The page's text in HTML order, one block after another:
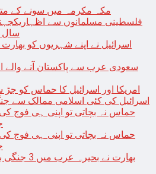
مکہ مکرمہ میں سونے کے
فلسطینی مسلمانوں سے
سال
اسرائیل نے اپنے شہریوں کو
سعودی عرب سے پاکستان آنے والے
امریکا اور اسرائیل کا حماس کو جڑ
اسرائیل کی کئی اسلامی ممالک سے
حماس نہ بچاتی تو اپنی ہی فوج
حماس نہ بچاتی تو اپنی ہی فوج
بھارت نے